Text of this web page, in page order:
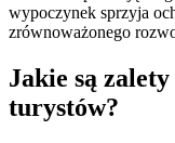
wypoczynek sprzyja
zrównoważonego
Jakie są
turystów?